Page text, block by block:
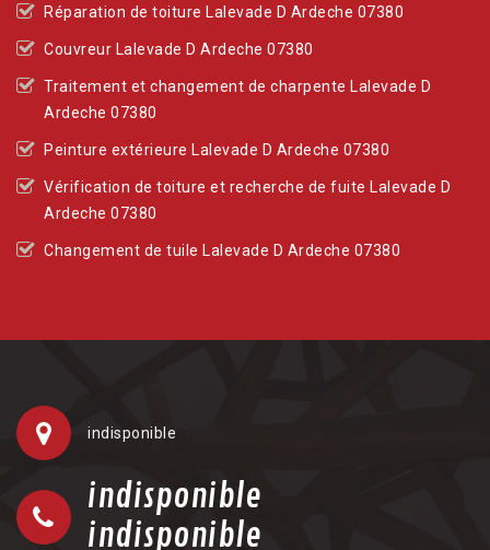
Réparation de toiture Lalevade D Ardeche 07380
Couvreur Lalevade D Ardeche 07380
Traitement et changement de charpente Lalevade D
Ardeche 07380
Peinture extérieure Lalevade D Ardeche 07380
Vérification de toiture et recherche de fuite Lalevade D
Ardeche 07380
Changement de tuile Lalevade D Ardeche 07380
indisponible
indisponible
indisponible